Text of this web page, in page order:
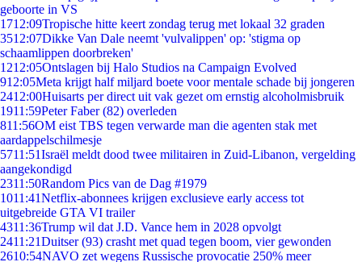
geboorte in VS
1712:09Tropische hitte keert zondag terug met lokaal 32 graden
3512:07Dikke Van Dale neemt 'vulvalippen' op: 'stigma op
schaamlippen doorbreken'
1212:05Ontslagen bij Halo Studios na Campaign Evolved
912:05Meta krijgt half miljard boete voor mentale schade bij jongeren
2412:00Huisarts per direct uit vak gezet om ernstig alcoholmisbruik
1911:59Peter Faber (82) overleden
811:56OM eist TBS tegen verwarde man die agenten stak met
aardappelschilmesje
5711:51Israël meldt dood twee militairen in Zuid-Libanon, vergelding
aangekondigd
2311:50Random Pics van de Dag #1979
1011:41Netflix-abonnees krijgen exclusieve early access tot
uitgebreide GTA VI trailer
4311:36Trump wil dat J.D. Vance hem in 2028 opvolgt
2411:21Duitser (93) crasht met quad tegen boom, vier gewonden
2610:54NAVO zet wegens Russische provocatie 250% meer